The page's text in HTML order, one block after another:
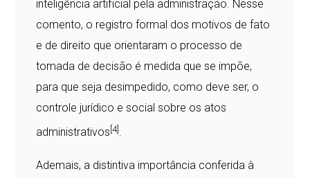
inteligência artificial pela administração. Nesse
comento, o registro formal dos motivos de fato
e de direito que orientaram o processo de
tomada de decisão é medida que se impõe,
para que seja desimpedido, como deve ser, o
controle jurídico e social sobre os atos
administrativos [4] .
Ademais, a distintiva importância conferida à